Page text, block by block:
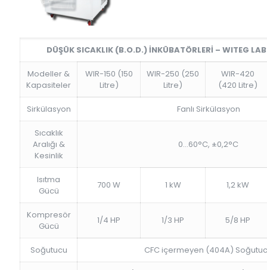
DÜŞÜK SICAKLIK (B.O.D.) İNKÜBATÖRLERİ – WITEG
Modeller &
Kapasiteler
WIR-150 (150
Litre)
WIR-250 (250
Litre)
WIR-420
(420 Litre)
Sirkülasyon Fanlı Sirkülasyon
Sıcaklık
Aralığı &
Kesinlik
0…60°C, ±0,2°C
Isıtma
Gücü
700 W 1 kW 1,2 kW
Kompresör
Gücü
1/4 HP 1/3 HP 5/8 HP
Soğutucu CFC içermeyen (404A)